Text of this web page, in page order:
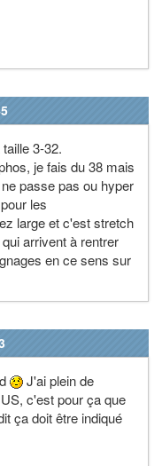
3-32.
je fais du 38 mais
passe pas ou hyper
les
large et c'est stretch
arrivent à rentrer
en ce sens sur
J'ai plein de
c'est pour ça que
ça doit être indiqué